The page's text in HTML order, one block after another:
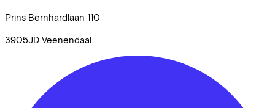
Prins Bernhardlaan 110
3905JD Veenendaal